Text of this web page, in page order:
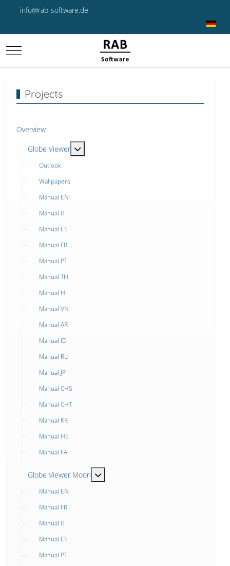
info@rab-software.de
Select
Mobile Menu Toggle
Projects
Overview
Globe Viewer
MOD_MENU_TOGGLE_SUBMENU_LABEL
Outlook
Wallpapers
Manual EN
Manual IT
Manual ES
Manual FR
Manual PT
Manual TH
Manual HI
Manual VN
Manual AR
Manual ID
Manual RU
Manual JP
Manual CHS
Manual CHT
Manual KR
Manual HE
Manual FA
Globe Viewer Moon
Manual EN
Manual FR
Manual IT
Manual ES
Manual PT